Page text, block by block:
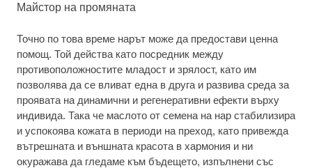
Майстор на промяната
Точно по това време нарът може да предостави ценна
помощ. Той действа като посредник между
противоположностите младост и зрялост, като им
позволява да се вливат една в друга и развива среда за
проявата на динамични и регенеративни ефекти върху
индивида. Така че маслото от семена на нар стабилизира
и успокоява кожата в периоди на преход, като привежда
вътрешната и външната красота в хармония и ни
окуражава да гледаме към бъдещето, изпълнени със